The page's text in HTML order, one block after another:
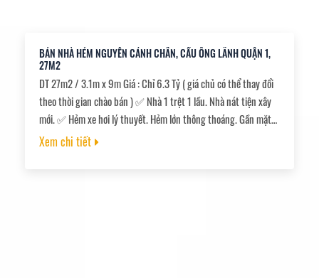
BÁN NHÀ HẺM NGUYỄN CẢNH CHÂN, CẦU ÔNG LÃNH QUẬN 1,
27M2
DT 27m2 / 3.1m x 9m Giá : Chỉ 6.3 Tỷ ( giá chủ có thể thay đổi
theo thời gian chào bán ) ✅ Nhà 1 trệt 1 lầu. Nhà nát tiện xây
mới. ✅ Hẻm xe hơi lý thuyết. Hẻm lớn thông thoáng. Gần mặt
tiền. ✅ Giáp sát Trần Hưng Đạo, Võ Văn Kiệt, Bùi Viện....trường
Xem chi tiết